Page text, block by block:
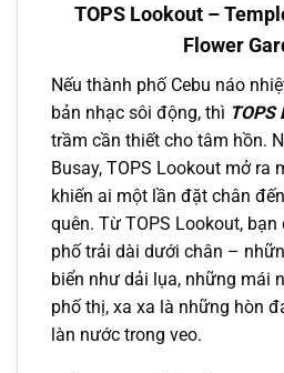
TOPS Lookout –
Flower
Nếu thành phố Cebu náo
bản nhạc sôi động, thì TOPS
trầm cần thiết cho tâm hồn.
Busay, TOPS Lookout mở ra
khiến ai một lần đặt chân
quên. Từ TOPS Lookout,
phố trải dài dưới chân –
biển như dải lụa, những mái
phố thị, xa xa là những hòn
làn nước trong veo.